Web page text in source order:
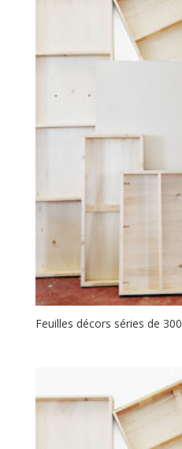
Feuilles décors séries de 300